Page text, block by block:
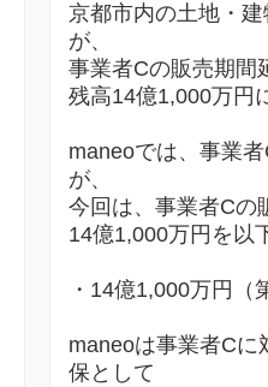
京都市内の土地・
が、
事業者Cの販売期間
残高14億1,000万円
maneoでは、事業
が、
今回は、事業者Cの
14億1,000万円を以
・14億1,000万円（
maneoは事業者Cに
保として